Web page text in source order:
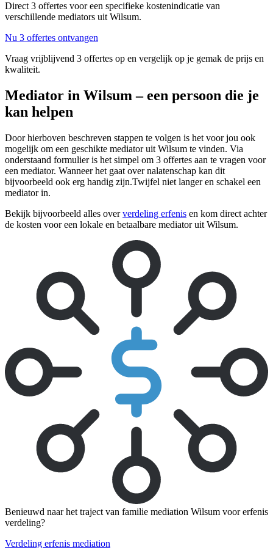
Direct 3 offertes voor een specifieke kostenindicatie van
verschillende mediators uit Wilsum.
Nu 3 offertes ontvangen
Vraag vrijblijvend 3 offertes op en vergelijk op je gemak de prijs en
kwaliteit.
Mediator in Wilsum – een persoon die je
kan helpen
Door hierboven beschreven stappen te volgen is het voor jou ook
mogelijk om een geschikte mediator uit Wilsum te vinden. Via
onderstaand formulier is het simpel om 3 offertes aan te vragen voor
een mediator. Wanneer het gaat over nalatenschap kan dit
bijvoorbeeld ook erg handig zijn.Twijfel niet langer en schakel een
mediator in.
Bekijk bijvoorbeeld alles oververdeling erfenis en kom direct achter
de kosten voor een lokale en betaalbare mediator uit Wilsum.
Benieuwd naar het traject van familie mediation Wilsum voor erfenis
verdeling?
Verdeling erfenis mediation